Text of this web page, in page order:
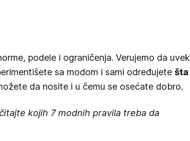
podele i ograničenja. Verujemo da uvek
sa modom i sami određujete šta
da nosite i u čemu se osećate dobro.
kojih 7 modnih pravila treba da